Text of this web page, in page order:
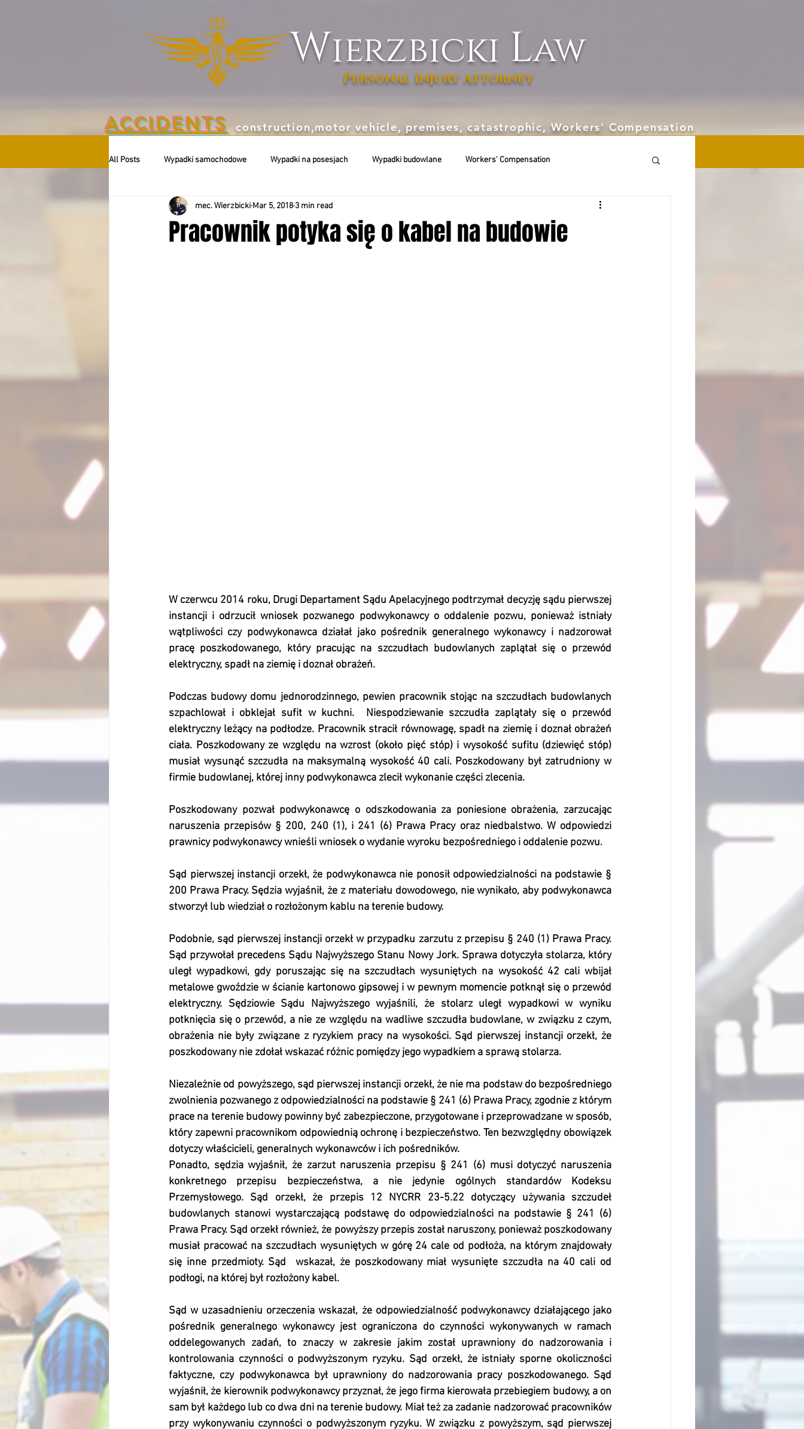
Wierzbicki Law
Personal Injury Attorney
ACCIDENTS construction,motor vehicle, premises, catastrophic, Workers' Compensation
All Posts Wypadki samochodowe Wypadki na posesjach Wypadki budowlane Workers' Compensation
Pracownik potyka się o kabel na budowie
mec. Wierzbicki Mar 5, 2018 3 min read
W czerwcu 2014 roku, Drugi Departament Sądu Apelacyjnego podtrzymał decyzję sądu pierwszej
instancji i odrzucił wniosek pozwanego podwykonawcy o oddalenie pozwu, ponieważ istniały
wątpliwości czy podwykonawca działał jako pośrednik generalnego wykonawcy i nadzorował
pracę poszkodowanego, który pracując na szczudłach budowlanych zaplątał się o przewód
elektryczny, spadł na ziemię i doznał obrażeń.
Podczas budowy domu jednorodzinnego, pewien pracownik stojąc na szczudłach budowlanych
szpachlował i obklejał sufit w kuchni.  Niespodziewanie szczudła zaplątały się o przewód
elektryczny leżący na podłodze. Pracownik stracił równowagę, spadł na ziemię i doznał obrażeń
ciała. Poszkodowany ze względu na wzrost (około pięć stóp) i wysokość sufitu (dziewięć stóp)
musiał wysunąć szczudła na maksymalną wysokość 40 cali. Poszkodowany był zatrudniony w
firmie budowlanej, której inny podwykonawca zlecił wykonanie części zlecenia.
Poszkodowany pozwał podwykonawcę o odszkodowania za poniesione obrażenia, zarzucając
naruszenia przepisów § 200, 240 (1), i 241 (6) Prawa Pracy oraz niedbalstwo. W odpowiedzi
prawnicy podwykonawcy wnieśli wniosek o wydanie wyroku bezpośredniego i oddalenie pozwu.
Sąd pierwszej instancji orzekł, że podwykonawca nie ponosił odpowiedzialności na podstawie §
200 Prawa Pracy. Sędzia wyjaśnił, że z materiału dowodowego, nie wynikało, aby podwykonawca
stworzył lub wiedział o rozłożonym kablu na terenie budowy.
Podobnie, sąd pierwszej instancji orzekł w przypadku zarzutu z przepisu § 240 (1) Prawa Pracy.
Sąd przywołał precedens Sądu Najwyższego Stanu Nowy Jork. Sprawa dotyczyła stolarza, który
uległ wypadkowi, gdy poruszając się na szczudłach wysuniętych na wysokość 42 cali wbijał
metalowe gwoździe w ścianie kartonowo gipsowej i w pewnym momencie potknął się o przewód
elektryczny. Sędziowie Sądu Najwyższego wyjaśnili, że stolarz uległ wypadkowi w wyniku
potknięcia się o przewód, a nie ze względu na wadliwe szczudła budowlane, w związku z czym,
obrażenia nie były związane z ryzykiem pracy na wysokości. Sąd pierwszej instancji orzekł, że
poszkodowany nie zdołał wskazać różnic pomiędzy jego wypadkiem a sprawą stolarza.
Niezależnie od powyższego, sąd pierwszej instancji orzekł, że nie ma podstaw do bezpośredniego
zwolnienia pozwanego z odpowiedzialności na podstawie § 241 (6) Prawa Pracy, zgodnie z którym
prace na terenie budowy powinny być zabezpieczone, przygotowane i przeprowadzane w sposób,
który zapewni pracownikom odpowiednią ochronę i bezpieczeństwo. Ten bezwzględny obowiązek
dotyczy właścicieli, generalnych wykonawców i ich pośredników.
Ponadto, sędzia wyjaśnił, że zarzut naruszenia przepisu § 241 (6) musi dotyczyć naruszenia
konkretnego przepisu bezpieczeństwa, a nie jedynie ogólnych standardów Kodeksu
Przemysłowego. Sąd orzekł, że przepis 12 NYCRR 23-5.22 dotyczący używania szczudeł
budowlanych stanowi wystarczającą podstawę do odpowiedzialności na podstawie § 241 (6)
Prawa Pracy. Sąd orzekł również, że powyższy przepis został naruszony, ponieważ poszkodowany
musiał pracować na szczudłach wysuniętych w górę 24 cale od podłoża, na którym znajdowały
się inne przedmioty. Sąd  wskazał, że poszkodowany miał wysunięte szczudła na 40 cali od
podłogi, na której był rozłożony kabel.
Sąd w uzasadnieniu orzeczenia wskazał, że odpowiedzialność podwykonawcy działającego jako
pośrednik generalnego wykonawcy jest ograniczona do czynności wykonywanych w ramach
oddelegowanych zadań, to znaczy w zakresie jakim został uprawniony do nadzorowania i
kontrolowania czynności o podwyższonym ryzyku. Sąd orzekł, że istniały sporne okoliczności
faktyczne, czy podwykonawca był uprawniony do nadzorowania pracy poszkodowanego. Sąd
wyjaśnił, że kierownik podwykonawcy przyznał, że jego firma kierowała przebiegiem budowy, a on
sam był każdego lub co dwa dni na terenie budowy. Miał też za zadanie nadzorować pracowników
przy wykonywaniu czynności o podwyższonym ryzyku. W związku z powyższym, sąd pierwszej